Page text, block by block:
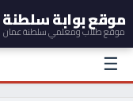
موقع بوابة سلطنة
موقع طلاب ومعلمي سلطنة عمان
☰